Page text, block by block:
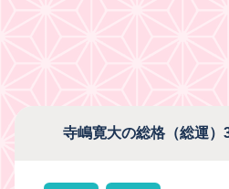
寺嶋寛大の総格（総運）